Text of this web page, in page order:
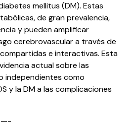
mellitus (DM). Estas
de gran prevalencia,
y pueden amplificar
cerebrovascular a través de
e interactivas. Esta
actual sobre las
independientes como
y la DM a las complicaciones